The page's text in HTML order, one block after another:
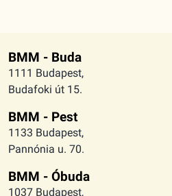
BMM - Buda
1111 Budapest,
Budafoki út 15.
BMM - Pest
1133 Budapest,
Pannónia u. 70.
BMM - Óbuda
1037 Budapest,